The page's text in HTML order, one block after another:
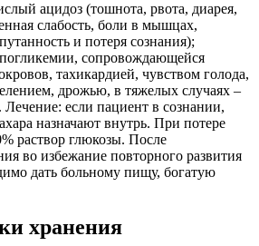
ацидоз (тошнота, рвота, диарея,
слабость, боли в мышцах,
и потеря сознания);
сопровождающейся
тахикардией, чувством голода,
дрожью, в тяжелых случаях –
если пациент в сознании,
назначают внутрь. При потере
раствор глюкозы. После
во избежание повторного развития
дать больному пищу, богатую
хранения